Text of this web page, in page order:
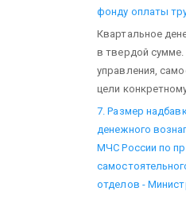
фонду оплаты
Квартальное
в твердой сумме.
управления,
цели
7. Размер
денежного
МЧС России по
отделов -